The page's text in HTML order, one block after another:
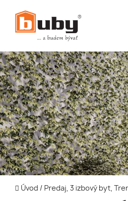
Úvod / Predaj, 3 izbový byt,